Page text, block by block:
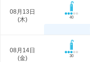
08月13日
(木) 40
08月14日
(金) 30